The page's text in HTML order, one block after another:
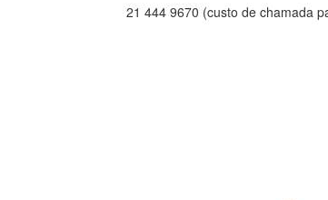
21 444 9670 (custo de chamada